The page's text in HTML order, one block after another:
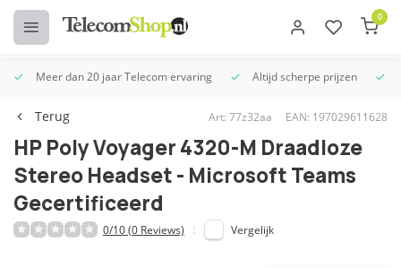
0
Meer dan 20 jaar Telecom ervaring Altijd scherpe prijzen
Terug Art: 77z32aa EAN: 197029611628
HP Poly Voyager 4320-M Draadloze
Stereo Headset - Microsoft Teams
Gecertificeerd
0/10 (0 Reviews) Vergelijk